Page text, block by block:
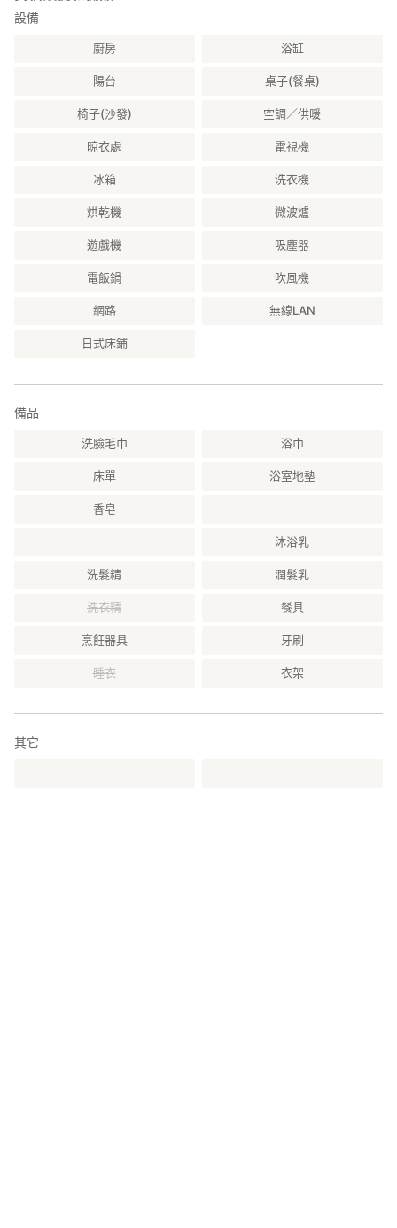
設備
廚房 浴缸
陽台 桌子(餐桌)
椅子(沙發) 空調／供暖
晾衣處 電視機
冰箱 洗衣機
烘乾機 微波爐
遊戲機 吸塵器
電飯鍋 吹風機
網路 無線LAN
日式床鋪
備品
洗臉毛巾 浴巾
床單 浴室地墊
香皂
沐浴乳
洗髮精 潤髮乳
洗衣精 餐具
烹飪器具 牙刷
睡衣 衣架
其它